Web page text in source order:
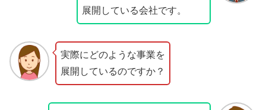
展開している会社です。
実際にどのような事業を
展開しているのですか？